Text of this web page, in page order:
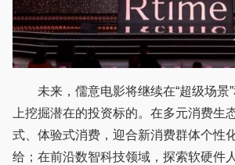
未来，儒意电影将继续在“超级场景”
上挖掘潜在的投资标的。在多元消费生
式、体验式消费，迎合新消费群体个性
给；在前沿数智科技领域，探索软硬件